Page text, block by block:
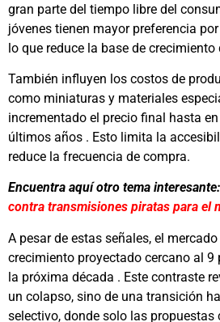
gran parte del tiempo libre del
jóvenes tienen mayor preferencia
lo que reduce la base de
También influyen los costos de
como miniaturas y materiales
incrementado el precio final hasta
últimos años . Esto limita la
reduce la frecuencia de compra.
Encuentra aquí otro tema interesante:
contra transmisiones piratas para el
A pesar de estas señales, el
crecimiento proyectado cercano al 9
la próxima década . Este contraste
un colapso, sino de una transición
selectivo, donde solo las